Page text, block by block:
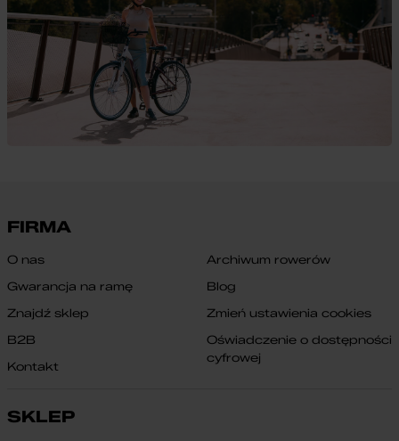
FIRMA
O nas
Gwarancja na ramę
Znajdź sklep
B2B
Kontakt
Archiwum rowerów
Blog
Zmień ustawienia cookies
Oświadczenie o dostępności
cyfrowej
SKLEP